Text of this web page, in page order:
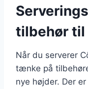
tilbehør til
Når du serverer
tænke på
nye højder. Der